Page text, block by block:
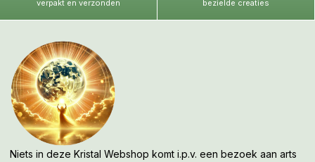
verpakt en verzonden
bezielde creaties
Niets in deze Kristal Webshop komt i.p.v. een bezoek aan arts